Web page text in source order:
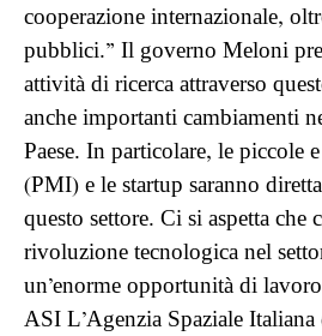
cooperazione internazionale,
pubblici.” Il governo Meloni
attività di ricerca attraverso
anche importanti cambiamenti
Paese. In particolare, le piccole
(PMI) e le startup saranno
questo settore. Ci si aspetta che
rivoluzione tecnologica nel
un’enorme opportunità di
ASI L’Agenzia Spaziale